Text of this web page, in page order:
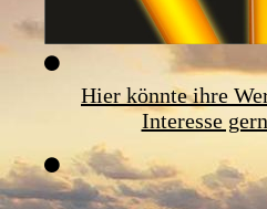
Hier könnte ihre
Interesse